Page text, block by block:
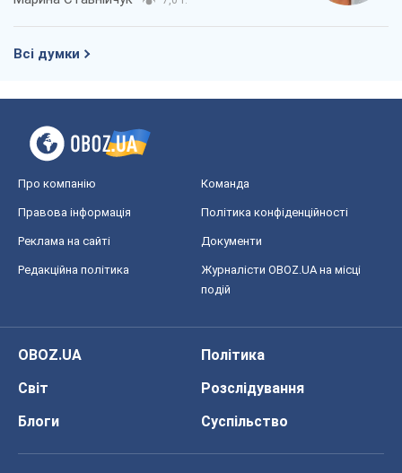
Всі думки
Про компанію Команда
Правова інформація Політика конфіденційності
Реклама на сайті Документи
Редакційна політика
Журналісти OBOZ.UA на місці
подій
OBOZ.UA
Політика
Світ
Розслідування
Блоги
Суспільство